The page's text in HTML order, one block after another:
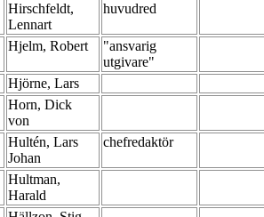
Hirschfeldt,
Lennart
huvudred
Hjelm, Robert
"ansvarig
utgivare"
Hjörne, Lars
Horn, Dick
von
Hultén, Lars
Johan
chefredaktör
Hultman,
Harald